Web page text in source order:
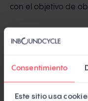
Consentimiento
Este sitio usa
con el objetivo de
escalableque